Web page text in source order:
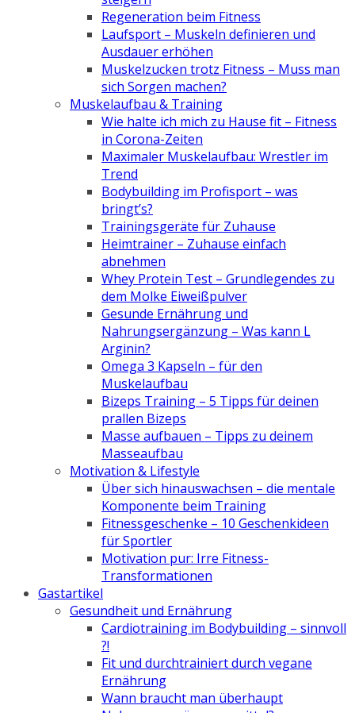
Regeneration beim Fitness
Laufsport – Muskeln definieren und
Ausdauer erhöhen
Muskelzucken trotz Fitness – Muss man
sich Sorgen machen?
Muskelaufbau & Training
Wie halte ich mich zu Hause fit – Fitness
in Corona-Zeiten
Maximaler Muskelaufbau: Wrestler im
Trend
Bodybuilding im Profisport – was
bringt’s?
Trainingsgeräte für Zuhause
Heimtrainer – Zuhause einfach
abnehmen
Whey Protein Test – Grundlegendes zu
dem Molke Eiweißpulver
Gesunde Ernährung und
Nahrungsergänzung – Was kann L
Arginin?
Omega 3 Kapseln – für den
Muskelaufbau
Bizeps Training – 5 Tipps für deinen
prallen Bizeps
Masse aufbauen – Tipps zu deinem
Masseaufbau
Motivation & Lifestyle
Über sich hinauswachsen – die mentale
Komponente beim Training
Fitnessgeschenke – 10 Geschenkideen
für Sportler
Motivation pur: Irre Fitness-
Transformationen
Gastartikel
Gesundheit und Ernährung
Cardiotraining im Bodybuilding – sinnvoll
?!
Fit und durchtrainiert durch vegane
Ernährung
Wann braucht man überhaupt